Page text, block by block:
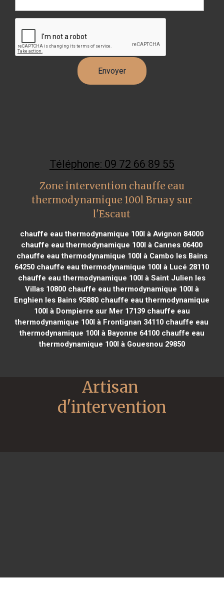
Téléphone: 09 72 66 89 55
Zone intervention chauffe eau
thermodynamique 100l Bruay sur
l'Escaut
chauffe eau thermodynamique 100l à Avignon 84000
chauffe eau thermodynamique 100l à Cannes 06400
chauffe eau thermodynamique 100l à Cambo les Bains
64250 chauffe eau thermodynamique 100l à Lucé 28110
chauffe eau thermodynamique 100l à Saint Julien les
Villas 10800chauffe eau thermodynamique 100l à
Enghien les Bains 95880 chauffe eau thermodynamique
100l à Dompierre sur Mer 17139chauffe eau
thermodynamique 100l à Frontignan 34110 chauffe eau
thermodynamique 100l à Bayonne 64100chauffe eau
thermodynamique 100l à Gouesnou 29850
Artisan
d'intervention